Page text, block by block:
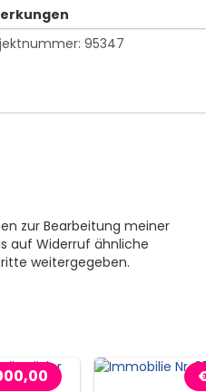
zur Bearbeitung meiner
auf Widerruf ähnliche
weitergegeben.